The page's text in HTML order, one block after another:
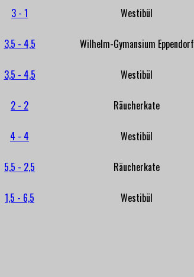
3 - 1 Westibül
3,5 - 4,5 Wilhelm-Gymansium Eppendorf
3,5 - 4,5 Westibül
2 - 2 Räucherkate
4 - 4 Westibül
5,5 - 2,5 Räucherkate
1,5 - 6,5 Westibül